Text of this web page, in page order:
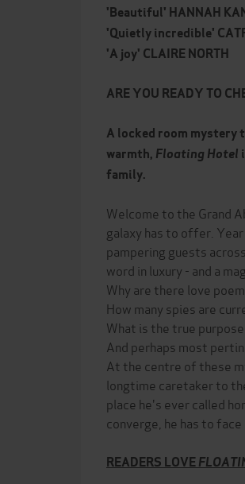
'Beautiful' HANNAH
'Quietly incredible'
'A joy' CLAIRE NORTH
ARE YOU READY TO
A locked room mystery
warmth, Floating Hotel
family.
Welcome to the Grand
galaxy has to offer.
pampering guests
word in luxury - and a
Why are there love
How many spies are
What is the true
And perhaps most
At the centre of these
longtime caretaker to
place he's ever called
converge, he has to
READERS LOVE